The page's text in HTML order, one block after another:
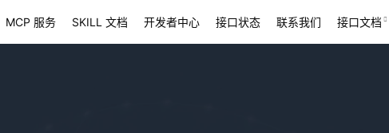
MCP 服务 SKILL 文档 开发者中心 接口状态 联系我们 接口文档